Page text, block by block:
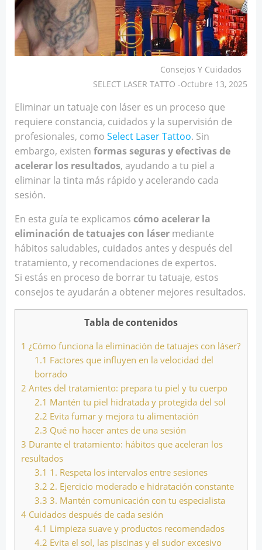
Consejos Y Cuidados
SELECT LASER TATTO -Octubre 13, 2025
Eliminar un tatuaje con láser es un proceso que
requiere constancia, cuidados y la supervisión de
profesionales, como Select Laser Tattoo. Sin
embargo, existen formas seguras y efectivas de
acelerar los resultados, ayudando a tu piel a
eliminar la tinta más rápido y acelerando cada
sesión.
En esta guía te explicamos cómo acelerar la
eliminación de tatuajes con láser mediante
hábitos saludables, cuidados antes y después del
tratamiento, y recomendaciones de expertos.
Si estás en proceso de borrar tu tatuaje, estos
consejos te ayudarán a obtener mejores resultados.
Tabla de contenidos
1 ¿Cómo funciona la eliminación de tatuajes con láser?
1.1 Factores que influyen en la velocidad del
borrado
2 Antes del tratamiento: prepara tu piel y tu cuerpo
2.1 Mantén tu piel hidratada y protegida del sol
2.2 Evita fumar y mejora tu alimentación
2.3 Qué no hacer antes de una sesión
3 Durante el tratamiento: hábitos que aceleran los
resultados
3.1 1. Respeta los intervalos entre sesiones
3.2 2. Ejercicio moderado e hidratación constante
3.3 3. Mantén comunicación con tu especialista
4 Cuidados después de cada sesión
4.1 Limpieza suave y productos recomendados
4.2 Evita el sol, las piscinas y el sudor excesivo